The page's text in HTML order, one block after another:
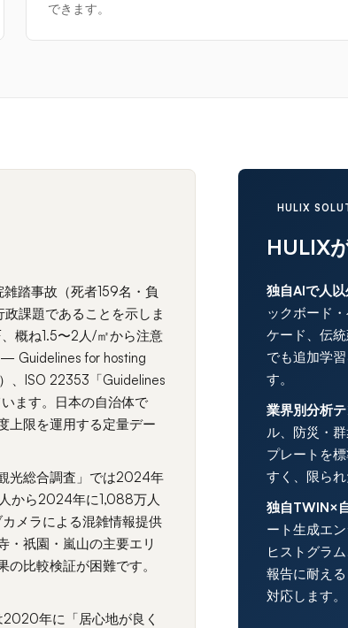
できます。
踏事故（死者159名・負
課題であることを示しま
概ね1.5〜2人/㎡から注意
Guidelines for hosting
、ISO 22353「Guidelines
ます。日本の自治体で
上限を運用する定量デー
光総合調査」では2024年
から2024年に1,088万人
メラによる混雑情報提供
・祇園・嵐山の主要エリ
比較検証が困難です。
年に「居心地が良く
HULIX
HULIX
独自AIで人
ックボード
ケード、伝
でも追加学
す。
業界別分析
ル、防災・
プレートを
すく、限ら
独自TWIN×
ート生成エ
ヒストグラ
報告に耐え
対応します。